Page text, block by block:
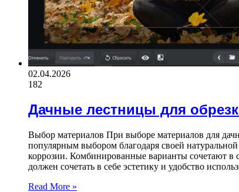
02.04.2026
182
Дачные лестницы для
Выбор материалов При выборе материалов для
популярным выбором благодаря своей
коррозии. Комбинированные варианты сочетают в
должен сочетать в себе эстетику и удобство
Read More »